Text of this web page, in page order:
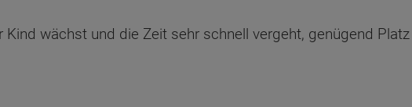
Kind wächst und die Zeit sehr schnell vergeht, genügend